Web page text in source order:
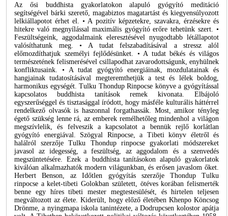
Az ősi buddhista gyakorlatokon alapuló gyógyító meditáció
segítségével bárki szerető, magabiztos magatartást és kiegyensúlyozott
lelkiállapotot érhet el. • A pozitív képzetekre, szavakra, érzésekre és
hitekre való megnyílással maximális gyógyító erőre tehetünk szert. •
Feszültségeink, aggodalmaink eleresztésével nyugodtabb létállapotot
valósíthatunk meg. • A tudat felszabadításával a stressz alól
előmozdíthatjuk személyi fejlődésünket. • A tudat békés és világos
természetének felismerésével csillapodhat zavarodottságunk, enyhülnek
konfliktusaink. • A tudat gyógyító energiáinak, mozdulatainak és
hangjainak tudatosításával megteremthetjük a test és lélek boldog,
harmonikus egységét. Tulku Thondup Rinpocse könyve a gyógyítással
kapcsolatos buddhista tanítások remek kivonata. Elbájoló
egyszerűséggel és tisztasággal íródott, hogy másféle kulturális háttérrel
rendelkező olvasók is haszonnal forgathassák. Most, amikor tényleg
égető szükség lenne rá, az emberek remélhetőleg mindenhol a világon
megszívlelik, és felveszik a kapcsolatot a bennük rejlő korlátlan
gyógyító energiával. Szögyal Rinpocse, a Tibeti könyv életről és
halálról szerzője Tulku Thondup rinpocse gyakorlati módszereket
javasol az idegesség, a feszültség, az aggodalom és a szenvedés
megszüntetésére. Ezek a buddhista tanításokon alapuló gyakorlatok
kiválóan alkalmazhatók modern világunkban, és erősen javaslom őket.
Herbert Benson, az Időtlen gyógyítás szerzője Thondup Tulku
rinpocse a kelet-tibeti Golokban született, ötéves korában felismerték
benne egy híres tibeti mester megtestesülését, és hirtelen teljesen
megváltozott az élete. Kiderült, hogy előző életében Khenpo Köncsog
Drönme, a nyingmapa iskola tanintézete, a Dodrupcsen kolostor apátja